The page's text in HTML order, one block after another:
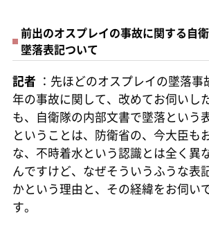
前出のオスプレイの事故に関する自
墜落表記ついて
記者 ：先ほどのオスプレイの墜落事
年の事故に関して、改めてお伺いし
も、自衛隊の内部文書で墜落という
ということは、防衛省の、今大臣も
な、不時着水という認識とは全く異
んですけど、なぜそういうふうな表
かという理由と、その経緯をお伺い
す。